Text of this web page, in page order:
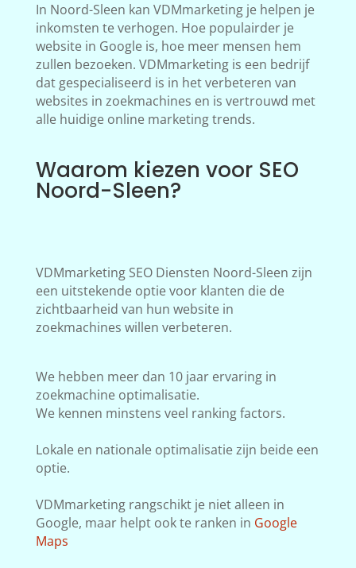
In Noord-Sleen kan VDMmarketing je helpen je
inkomsten te verhogen. Hoe populairder je
website in Google is, hoe meer mensen hem
zullen bezoeken. VDMmarketing is een bedrijf
dat gespecialiseerd is in het verbeteren van
websites in zoekmachines en is vertrouwd met
alle huidige online marketing trends.
Waarom kiezen voor SEO
Noord-Sleen?
VDMmarketing SEO Diensten Noord-Sleen zijn
een uitstekende optie voor klanten die de
zichtbaarheid van hun website in
zoekmachines willen verbeteren.
We hebben meer dan 10 jaar ervaring in
zoekmachine optimalisatie.
We kennen minstens veel ranking factors.
Lokale en nationale optimalisatie zijn beide een
optie.
VDMmarketing rangschikt je niet alleen in
Google, maar helpt ook te ranken in Google
Maps